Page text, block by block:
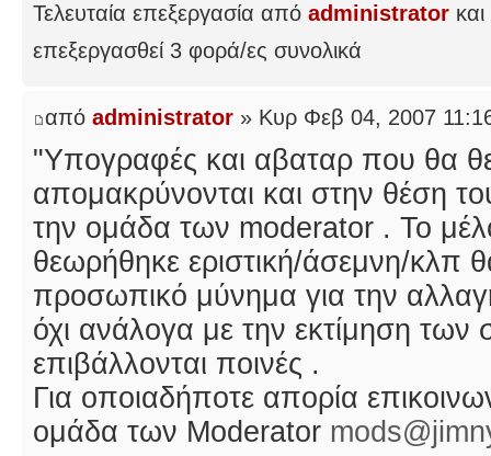
Τελευταία επεξεργασία από administrator
επεξεργασθεί 3 φορά/ες συνολικά
από administrator » Κυρ Φεβ 04, 2007
"Υπογραφές και αβαταρ που θα
απομακρύνονται και στην θέση
την ομάδα των moderator . Το
θεωρήθηκε εριστική/άσεμνη/κλπ
προσωπικό μύνημα για την
όχι ανάλογα με την εκτίμηση των
επιβάλλονται ποινές .
Για οποιαδήποτε απορία
ομάδα των Moderator